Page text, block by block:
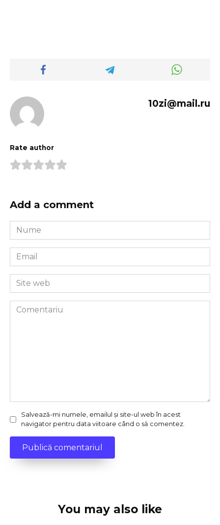
10zi@mail.ru
Rate author
Add a comment
Nume
*
Email
*
Site
web
Comentariu
Salvează-mi numele, emailul și site-ul web în acest
navigator pentru data viitoare când o să comentez.
You may also like